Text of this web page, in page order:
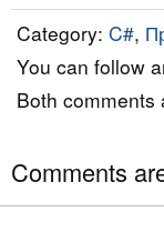
Category: C#,
You can follow
Both comments
Comments